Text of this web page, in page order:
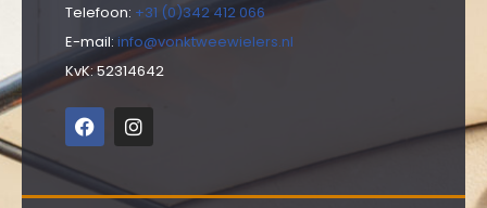
Telefoon: +31 (0)342 412 066
E-mail: info@vonktweewielers.nl
KvK: 52314642